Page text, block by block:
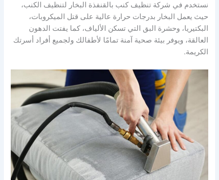
نستخدم في شركة تنظيف كنب بالقنفذة البخار لتنظيف الكنب،
حيث يعمل البخار بدرجات حرارة عالية على قتل الميكروبات،
البكتيريا، وحشرة البق التي تسكن الألياف، كما يفتت الدهون
العالقة، ويوفر بيئة صحية آمنة تمامًا لأطفالك ولجميع أفراد أسرتك
الكريمة.